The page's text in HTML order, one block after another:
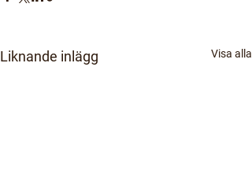
Liknande inlägg Visa alla